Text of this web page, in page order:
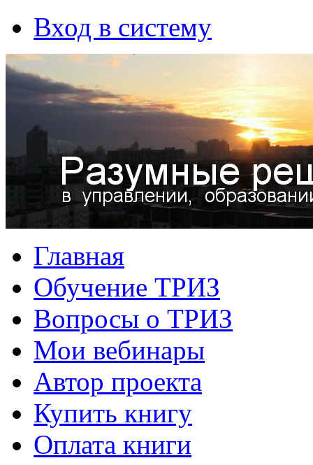
Вход в систему
Главная
Обучение ТРИЗ
Вопросы о ТРИЗ
Мои вебинары
Автор проекта
Купить книгу
Оплата книги